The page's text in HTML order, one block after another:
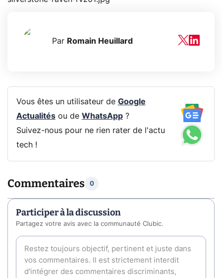
Par Romain Heuillard
Vous êtes un utilisateur de Google
Actualitésou de WhatsApp?
Suivez-nous pour ne rien rater de l'actu
tech !
Commentaires 0
Participer à la discussion
Partagez votre avis avec la communauté Clubic.